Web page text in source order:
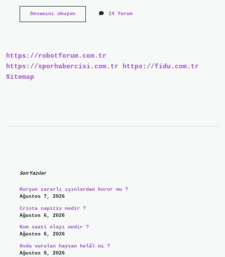
Devamını okuyunAğacın
14 Yorum
https://robotforum.com.tr
https://sporhabercisi.com.tr
https://fidu.com.tr
Sitemap
Son Yazılar
Kurşun zararlı ışınlardan korur mu ?
Ağustos 7, 2026
Crista capitis nedir ?
Ağustos 6, 2026
Kum saati olayı nedir ?
Ağustos 6, 2026
Avda vurulan hayvan helâl mi ?
Ağustos 5, 2026